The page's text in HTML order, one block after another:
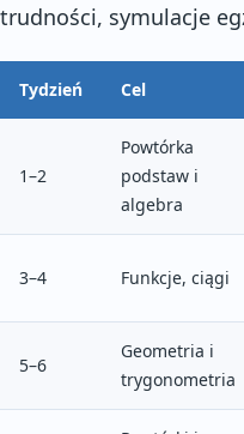
trudności, symulacje
Tydzień Cel
1–2
Powtórka
podstaw i
algebra
3–4 Funkcje, ciągi
5–6
Geometria i
trygonometria